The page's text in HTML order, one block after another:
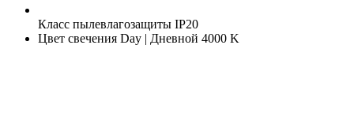
Класс пылевлагозащиты IP20
Цвет свечения Day | Дневной 4000 K